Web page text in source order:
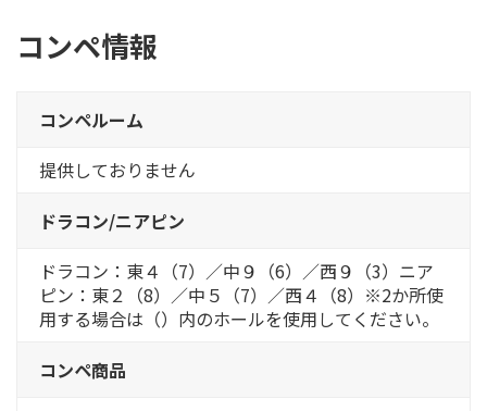
コンペ情報
コンペルーム
提供しておりません
ドラコン/ニアピン
ドラコン：東４（7）／中９（6）／西９（3）ニア
ピン：東２（8）／中５（7）／西４（8）※2か所使
用する場合は（）内のホールを使用してください。
コンペ商品